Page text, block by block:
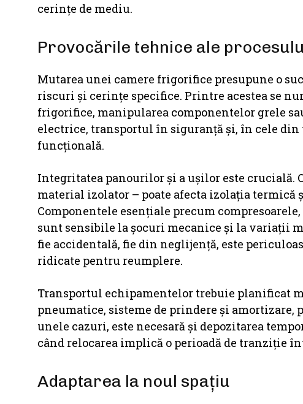
cerințe de mediu.
Provocările tehnice ale
Mutarea unei camere frigorifice presupune o
riscuri și cerințe specifice. Printre acestea se
frigorifice, manipularea componentelor grele
electrice, transportul în siguranță și, în cele din
funcțională.
Integritatea panourilor și a ușilor este crucială.
material izolator – poate afecta izolația
Componentele esențiale precum
sunt sensibile la șocuri mecanice și la variații
fie accidentală, fie din neglijență, este
ridicate pentru reumplere.
Transportul echipamentelor trebuie planificat
pneumatice, sisteme de prindere și amortizare,
unele cazuri, este necesară și depozitarea
când relocarea implică o perioadă de tranziție
Adaptarea la noul spațiu